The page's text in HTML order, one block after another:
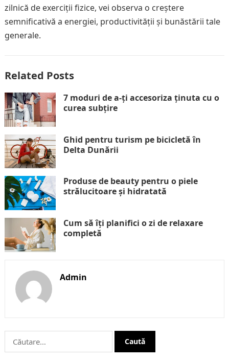
zilnică de exerciții fizice, vei observa o creștere
semnificativă a energiei, productivității și bunăstării tale
generale.
Related Posts
7 moduri de a-ți accesoriza ținuta cu o
curea subțire
Ghid pentru turism pe bicicletă în
Delta Dunării
Produse de beauty pentru o piele
strălucitoare și hidratată
Cum să îți planifici o zi de relaxare
completă
Admin
Caută
după: